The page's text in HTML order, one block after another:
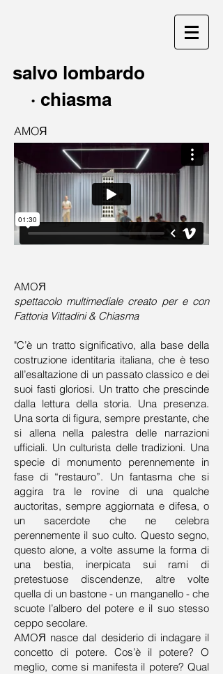
salvo lombardo
· chiasma
AMOЯ
AMOЯ
spettacolo multimediale creato per e con
Fattoria Vittadini & Chiasma
"C’è un tratto significativo, alla base della
costruzione identitaria italiana, che è teso
all’esaltazione di un passato classico e dei
suoi fasti gloriosi. Un tratto che prescinde
dalla lettura della storia. Una presenza.
Una sorta di figura, sempre prestante, che
si allena nella palestra delle narrazioni
ufficiali. Un culturista delle tradizioni. Una
specie di monumento perennemente in
fase di “restauro”. Un fantasma che si
aggira tra le rovine di una qualche
auctoritas, sempre aggiornata e difesa, o
un sacerdote che ne celebra
perennemente il suo culto. Questo segno,
questo alone, a volte assume la forma di
una bestia, inerpicata sui rami di
pretestuose discendenze, altre volte
quella di un bastone - un manganello - che
scuote l’albero del potere e il suo stesso
ceppo secolare.
AMOЯ nasce dal desiderio di indagare il
concetto di potere. Cos’è il potere? O
meglio, come si manifesta il potere? Qual